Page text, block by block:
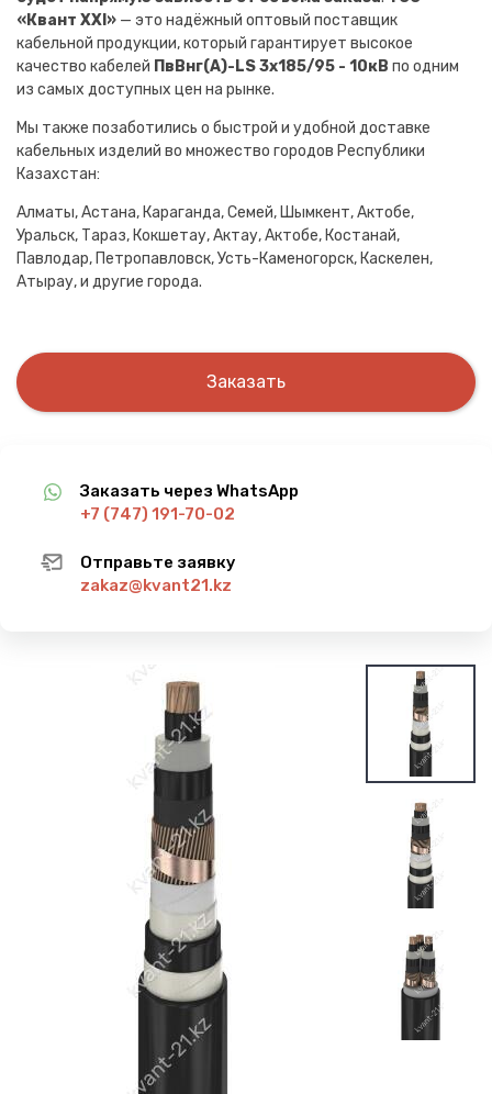
«Квант XXI» — это надёжный оптовый поставщик
кабельной продукции, который гарантирует высокое
качество кабелей ПвВнг(A)-LS 3х185/95 - 10кВ по одним
из самых доступных цен на рынке.
Мы также позаботились о быстрой и удобной доставке
кабельных изделий во множество городов Республики
Казахстан:
Алматы, Астана, Караганда, Семей, Шымкент, Актобе,
Уральск, Тараз, Кокшетау, Актау, Актобе, Костанай,
Павлодар, Петропавловск, Усть-Каменогорск, Каскелен,
Атырау, и другие города.
Заказать
Заказать через WhatsApp
+7 (747) 191-70-02
Отправьте заявку
zakaz@kvant21.kz